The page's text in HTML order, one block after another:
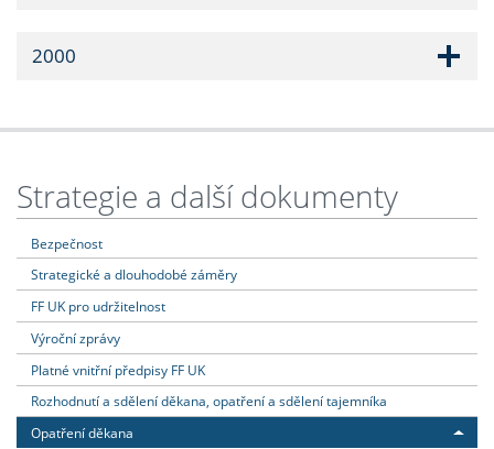
2000
Strategie a další dokumenty
Bezpečnost
Strategické a dlouhodobé záměry
FF UK pro udržitelnost
Výroční zprávy
Platné vnitřní předpisy FF UK
Rozhodnutí a sdělení děkana, opatření a sdělení tajemníka
Opatření děkana